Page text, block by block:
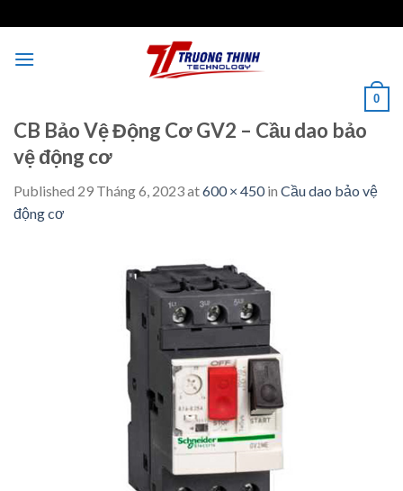
to
content
0
CB Bảo Vệ Động Cơ GV2 – Cầu dao bảo
vệ động cơ
Published 29 Tháng 6, 2023at600 × 450in Cầu dao bảo vệ
động cơ